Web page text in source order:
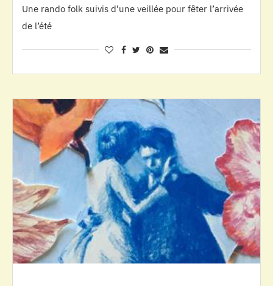
Une rando folk suivis d’une veillée pour fêter l’arrivée
de l’été